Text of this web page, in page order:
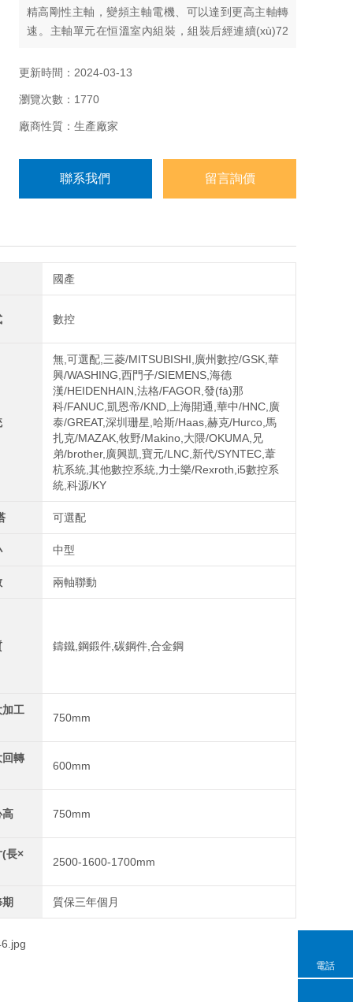
精高剛性主軸，變頻主軸電機、可以達到更高主軸轉
速。主軸單元在恒溫室內組裝，組裝后經連續(xù)72
確保高速高精性能的可靠。
更新時間：2024-03-13
瀏覽次數：1770
廠商性質：生產廠家
聯系我們 留言詢價
國產
數控
無,可選配,三菱/MITSUBISHI,廣州數控/GSK,華
興/WASHING,西門子/SIEMENS,海德
漢/HEIDENHAIN,法格/FAGOR,發(fā)那
科/FANUC,凱恩帝/KND,上海開通,華中/HNC,廣
泰/GREAT,深圳珊星,哈斯/Haas,赫克/Hurco,馬
扎克/MAZAK,牧野/Makino,大隈/OKUMA,兄
弟/brother,廣興凱,寶元/LNC,新代/SYNTEC,葦
杭系統,其他數控系統,力士樂/Rexroth,i5數控系
統,科源/KY
可選配
中型
兩軸聯動
鑄鐵,鋼鍛件,碳鋼件,合金鋼
加工
750mm
回轉
600mm
高 750mm
(長×
2500-1600-1700mm
質保三年個月
電話